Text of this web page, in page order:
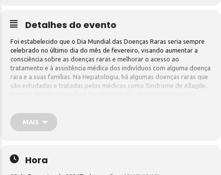
Detalhes do evento
Foi estabelecido que o Dia Mundial das Doenças Raras seria sempre
celebrado no último dia do mês de fevereiro, visando aumentar a
consciência sobre as doenças raras e melhorar o acesso ao
tratamento e à assistência médica dos indivíduos com alguma doença
rara e a suas famílias. Na Hepatologia, há algumas doenças raras que
são estudadas e tratadas pelos médicos como Sindrome de Allagile,
(Deficiência de Esfingomielinase Ácida) e Amiloidose hereditária por
transtirretina (ATTRv) estão entre elas.
MAIS
Hora